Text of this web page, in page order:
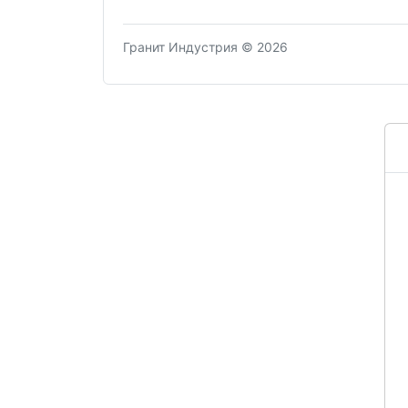
Гранит Индустрия © 2026